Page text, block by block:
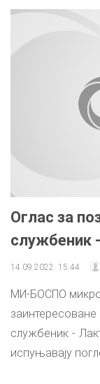
Оглас за
службеник
14.09.2022. 15:44
МИ-БОСПО
службеник -
испуњавају